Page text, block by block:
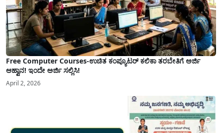
Free Computer Courses-ಉಚಿತ ಕಂಪ್ಯೂಟರ್ ಕಲಿಕಾ ತರಬೇತಿಗೆ ಅರ್ಜಿ
ಆಹ್ವಾನ! ಇಂದೇ ಅರ್ಜಿ ಸಲ್ಲಿಸಿ!
April 2, 2026